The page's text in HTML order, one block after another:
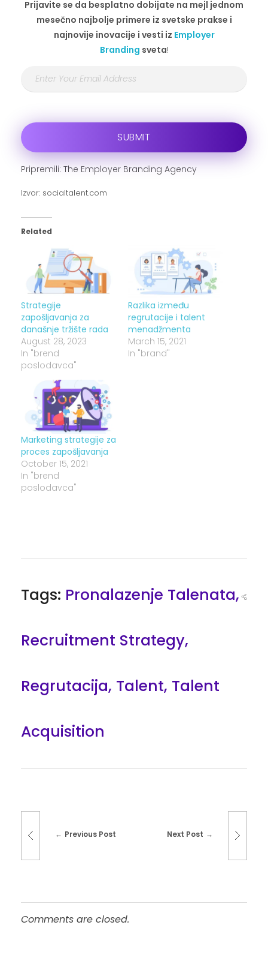
Prijavite se da besplatno dobijate na mejl jednom
mesečno najbolje primere iz svetske prakse i
najnovije inovacije i vesti iz Employer
Branding sveta!
Pripremili: The Employer Branding Agency
Izvor: socialtalent.com
Related
Strategije
zapošljavanja za
današnje tržište rada
August 28, 2023
In "brend
poslodavca"
Razlika između
regrutacije i talent
menadžmenta
March 15, 2021
In "brand"
Marketing strategije za
proces zapošljavanja
October 15, 2021
In "brend
poslodavca"
Tags: Pronalazenje Talenata,
Recruitment Strategy,
Regrutacija, Talent, Talent
Acquisition
Previous Post Next Post
Comments are closed.